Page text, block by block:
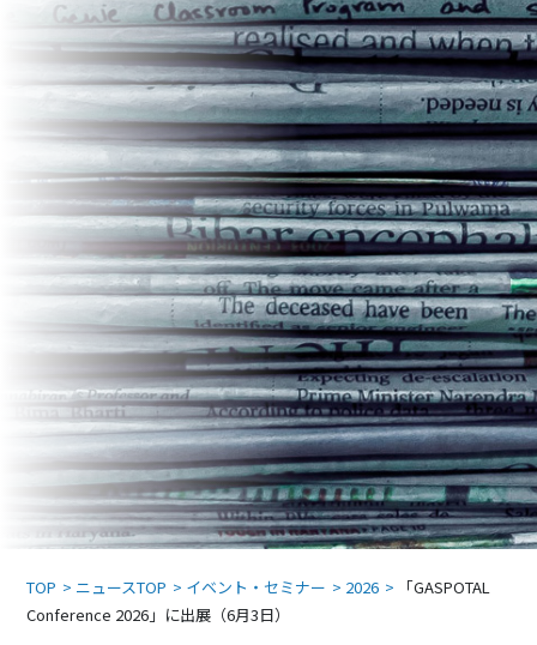
TOP ニュースTOP イベント・セミナー 2026
「GASPOTAL
Conference 2026」に出展（6月3日）